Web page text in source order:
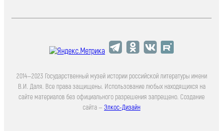
2014—2023 Государственный музей истории российской литературы имени
В.И. Даля. Все права защищены. Использование любых находящихся на
сайте материалов без официального разрешения запрещено. Создание
сайта — Элкос-Дизайн